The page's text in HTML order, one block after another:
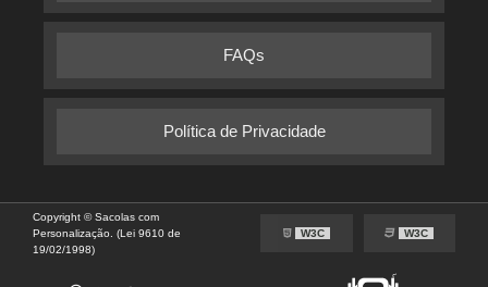
FAQs
Política de Privacidade
Copyright © Sacolas com
Personalização. (Lei 9610 de
19/02/1998)
W3C W3C